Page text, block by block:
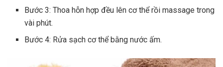
Bước 3: Thoa hỗn hợp đều lên cơ thể rồi massage trong
vài phút.
Bước 4: Rửa sạch cơ thể bằng nước ấm.